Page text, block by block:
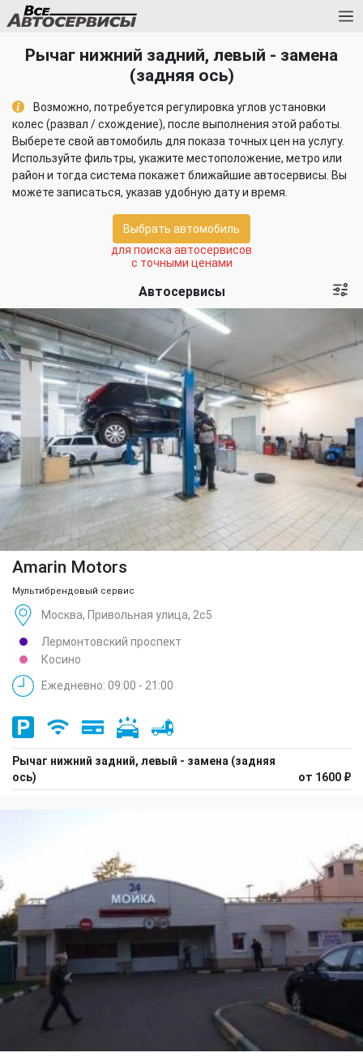
Рычаг нижний задний, левый - замена
(задняя ось)
Возможно, потребуется регулировка углов установки
колес (развал / схождение), после выполнения этой работы.
Выберете свой автомобиль для показа точных цен на услугу.
Используйте фильтры, укажите местоположение, метро или
район и тогда система покажет ближайшие автосервисы. Вы
можете записаться, указав удобную дату и время.
Выбрать автомобиль
для поиска автосервисов
с точными ценами
Автосервисы
Amarin Motors
Мультибрендовый сервис
Москва, Привольная улица, 2с5
Лермонтовский проспект
Косино
Ежедневно: 09:00 - 21:00
Рычаг нижний задний, левый - замена (задняя
ось)
от 1600 ₽